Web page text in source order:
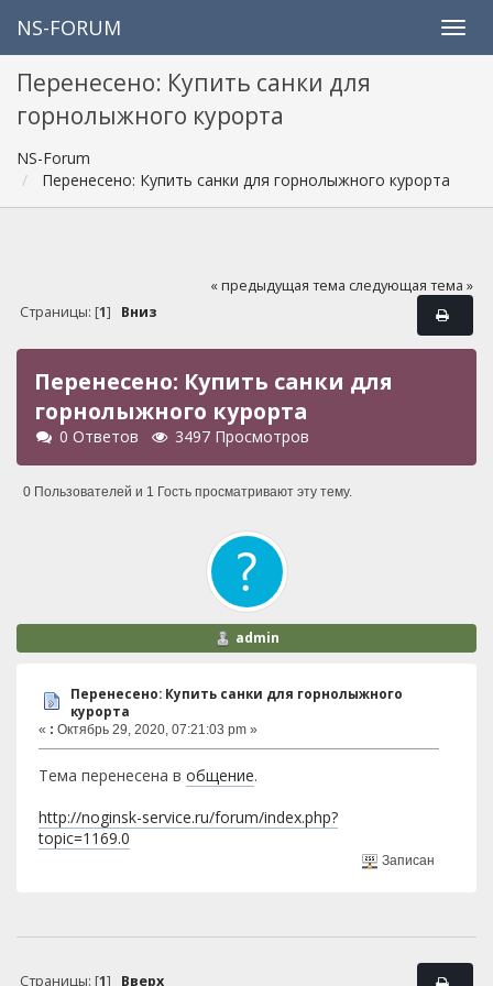
NS-FORUM
Перенесено: Купить санки для
горнолыжного курорта
NS-Forum
Перенесено: Купить санки для горнолыжного курорта
« предыдущая тема следующая тема »
Страницы: [1] Вниз
Перенесено: Купить санки для
горнолыжного курорта
0 Ответов 3497 Просмотров
0 Пользователей и 1 Гость просматривают эту тему.
admin
Перенесено: Купить санки для горнолыжного
курорта
« : Октябрь 29, 2020, 07:21:03 pm »
Тема перенесена в общение.
http://noginsk-service.ru/forum/index.php?
topic=1169.0
Записан
Страницы: [1] Вверх